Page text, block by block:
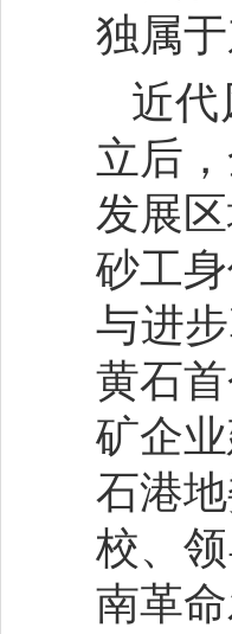
独属
近代
立后
发展
砂工
与进
黄石
矿企
石港
校、
南革